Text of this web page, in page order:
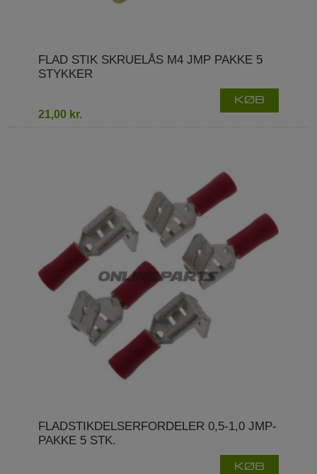
FLAD STIK SKRUELÅS M4 JMP PAKKE 5
STYKKER
21,00 kr.
KØB
FLADSTIKDELSERFORDELER 0,5-1,0 JMP-
PAKKE 5 STK.
KØB